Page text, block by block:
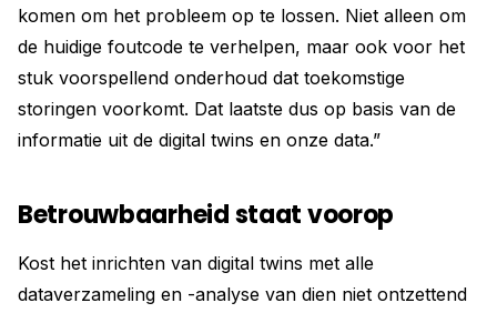
komen om het probleem op te lossen. Niet alleen om
de huidige foutcode te verhelpen, maar ook voor het
stuk voorspellend onderhoud dat toekomstige
storingen voorkomt. Dat laatste dus op basis van de
informatie uit de digital twins en onze data.”
Betrouwbaarheid staat voorop
Kost het inrichten van digital twins met alle
dataverzameling en -analyse van dien niet ontzettend